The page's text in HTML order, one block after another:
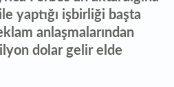
yaptığı işbirliği başta
anlaşmalarından
dolar gelir elde